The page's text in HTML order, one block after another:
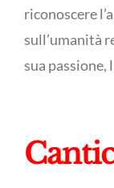
riconoscere
sull’umanità
sua passione,